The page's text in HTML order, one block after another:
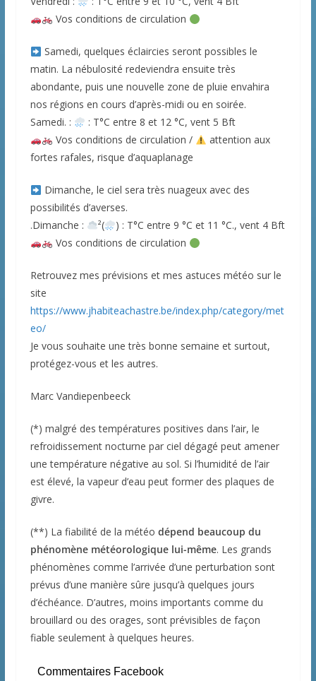
Vos conditions de circulation
Samedi, quelques éclaircies seront possibles le
matin. La nébulosité redeviendra ensuite très
abondante, puis une nouvelle zone de pluie envahira
nos régions en cours d’après-midi ou en soirée.
Samedi. :
: T°C entre 8 et 12 °C, vent 5 Bft
Vos conditions de circulation /
attention aux
fortes rafales, risque d’aquaplanage
Dimanche, le ciel sera très nuageux avec des
possibilités d’averses.
.Dimanche :
²(
) : T°C entre 9 °C et 11 °C., vent 4 Bft
Vos conditions de circulation
Retrouvez mes prévisions et mes astuces météo sur le
site
https://www.jhabiteachastre.be/index.php/category/met
eo/
Je vous souhaite une très bonne semaine et surtout,
protégez-vous et les autres.
Marc Vandiepenbeeck
(*) malgré des températures positives dans l’air, le
refroidissement nocturne par ciel dégagé peut amener
une température négative au sol. Si l’humidité de l’air
est élevé, la vapeur d’eau peut former des plaques de
givre.
(**) La fiabilité de la météo dépend beaucoup du
phénomène météorologique lui-même. Les grands
phénomènes comme l’arrivée d’une perturbation sont
prévus d’une manière sûre jusqu’à quelques jours
d’échéance. D’autres, moins importants comme du
brouillard ou des orages, sont prévisibles de façon
fiable seulement à quelques heures.
Commentaires Facebook